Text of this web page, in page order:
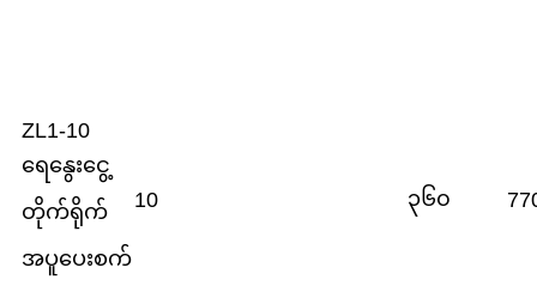
ZL1-10
ရေနွေးငွေ့
တိုက်ရိုက်
အပူပေးစက်
10 ၃၆၀